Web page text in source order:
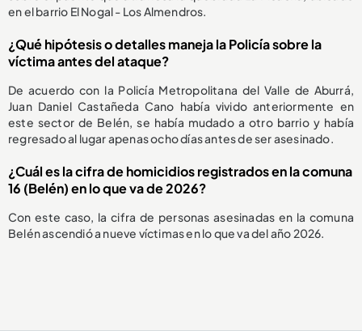
en el barrio El Nogal - Los Almendros.
¿Qué hipótesis o detalles maneja la Policía sobre la
víctima antes del ataque?
De acuerdo con la Policía Metropolitana del Valle de Aburrá,
Juan Daniel Castañeda Cano había vivido anteriormente en
este sector de Belén, se había mudado a otro barrio y había
regresado al lugar apenas ocho días antes de ser asesinado.
¿Cuál es la cifra de homicidios registrados en la comuna
16 (Belén) en lo que va de 2026?
Con este caso, la cifra de personas asesinadas en la comuna
Belén ascendió a nueve víctimas en lo que va del año 2026.